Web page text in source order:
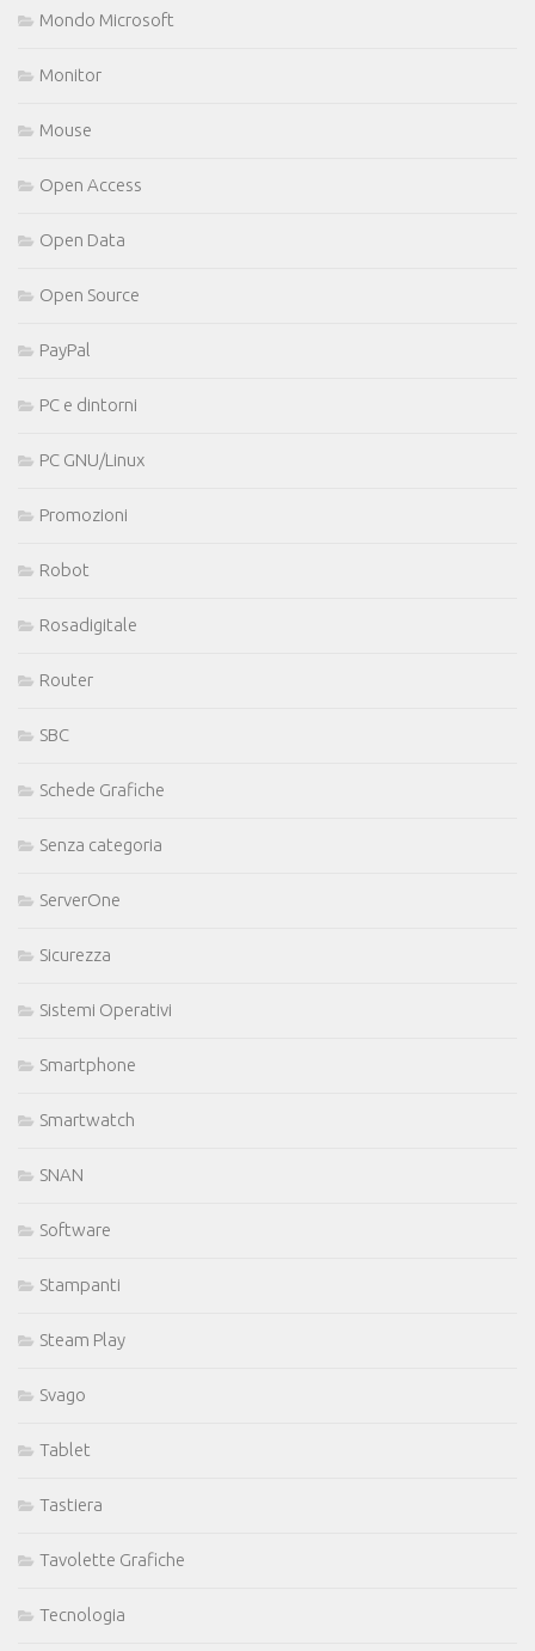
Mondo Microsoft
Monitor
Mouse
Open Access
Open Data
Open Source
PayPal
PC e dintorni
PC GNU/Linux
Promozioni
Robot
Rosadigitale
Router
SBC
Schede Grafiche
Senza categoria
ServerOne
Sicurezza
Sistemi Operativi
Smartphone
Smartwatch
SNAN
Software
Stampanti
Steam Play
Svago
Tablet
Tastiera
Tavolette Grafiche
Tecnologia